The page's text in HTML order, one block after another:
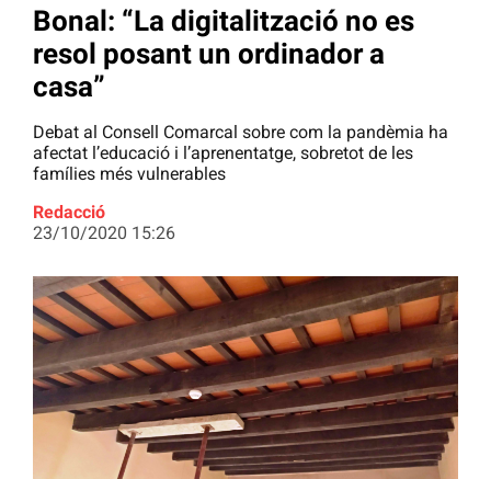
Bonal: “La digitalització no es
resol posant un ordinador a
casa”
Debat al Consell Comarcal sobre com la pandèmia ha
afectat l’educació i l’aprenentatge, sobretot de les
famílies més vulnerables
Redacció
23/10/2020 15:26